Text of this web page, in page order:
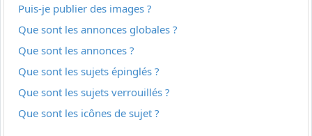
Puis-je publier des images ?
Que sont les annonces globales ?
Que sont les annonces ?
Que sont les sujets épinglés ?
Que sont les sujets verrouillés ?
Que sont les icônes de sujet ?